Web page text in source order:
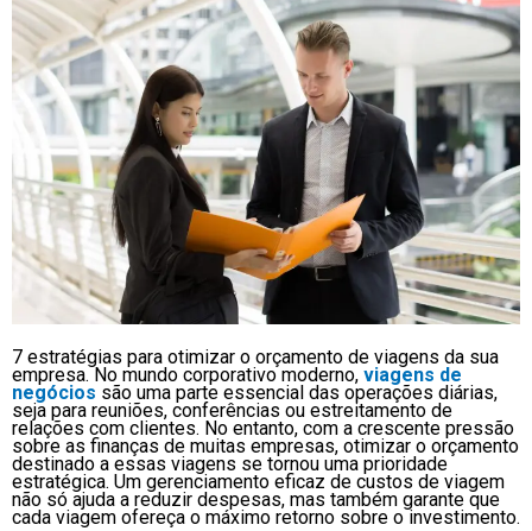
7 estratégias para otimizar o orçamento de viagens da sua
empresa. No mundo corporativo moderno, viagens de
negócios são uma parte essencial das operações diárias,
seja para reuniões, conferências ou estreitamento de
relações com clientes. No entanto, com a crescente pressão
sobre as finanças de muitas empresas, otimizar o orçamento
destinado a essas viagens se tornou uma prioridade
estratégica. Um gerenciamento eficaz de custos de viagem
não só ajuda a reduzir despesas, mas também garante que
cada viagem ofereça o máximo retorno sobre o investimento.